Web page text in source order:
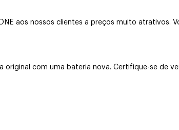
aos nossos clientes a preços muito atrativos.
com uma bateria nova. Certifique-se de